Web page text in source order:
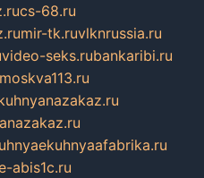
cs-68.ru
mir-tk.ruvlknrussia.ru
video-seks.rubankaribi.ru
abis1c.ru